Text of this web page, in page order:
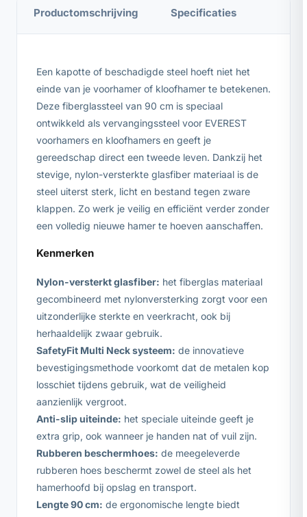
Productomschrijving Specificaties
Een kapotte of beschadigde steel hoeft niet het
einde van je voorhamer of kloofhamer te betekenen.
Deze fiberglassteel van 90 cm is speciaal
ontwikkeld als vervangingssteel voor EVEREST
voorhamers en kloofhamers en geeft je
gereedschap direct een tweede leven. Dankzij het
stevige, nylon-versterkte glasfiber materiaal is de
steel uiterst sterk, licht en bestand tegen zware
klappen. Zo werk je veilig en efficiënt verder zonder
een volledig nieuwe hamer te hoeven aanschaffen.
Kenmerken
Nylon-versterkt glasfiber: het fiberglas materiaal
gecombineerd met nylonversterking zorgt voor een
uitzonderlijke sterkte en veerkracht, ook bij
herhaaldelijk zwaar gebruik.
SafetyFit Multi Neck systeem: de innovatieve
bevestigingsmethode voorkomt dat de metalen kop
losschiet tijdens gebruik, wat de veiligheid
aanzienlijk vergroot.
Anti-slip uiteinde: het speciale uiteinde geeft je
extra grip, ook wanneer je handen nat of vuil zijn.
Rubberen beschermhoes: de meegeleverde
rubberen hoes beschermt zowel de steel als het
hamerhoofd bij opslag en transport.
Lengte 90 cm: de ergonomische lengte biedt